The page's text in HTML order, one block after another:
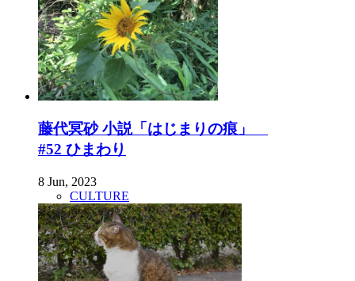
藤代冥砂 小説「はじまりの痕」
#52 ひまわり
8 Jun, 2023
CULTURE